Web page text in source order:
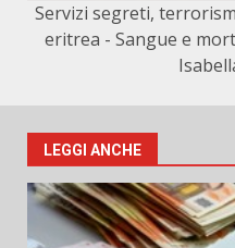
Servizi segreti,
eritrea - Sangue e
LEGGI ANCHE